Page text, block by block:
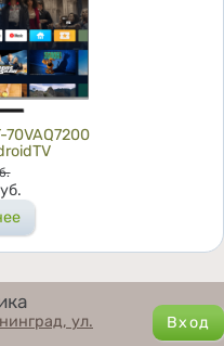
70VAQ7200
ул.